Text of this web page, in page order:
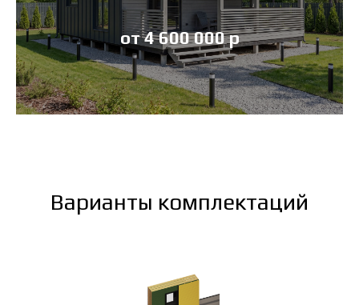
от 4 600 000 р
Варианты комплектаций